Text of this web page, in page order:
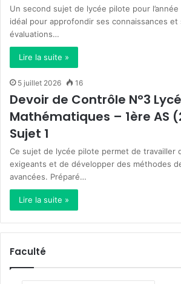
Un second sujet de lycée pilote pour l’année
idéal pour approfondir ses connaissances et
évaluations…
Lire la suite »
5 juillet 2026 16
Devoir de Contrôle N°3
Mathématiques – 1ère AS
Sujet 1
Ce sujet de lycée pilote permet de travailler
exigeants et de développer des méthodes
avancées. Préparé…
Lire la suite »
Faculté